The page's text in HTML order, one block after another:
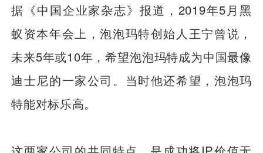
据《中国企业家杂志》报道，2019年5月黑
蚁资本年会上，泡泡玛特创始人王宁曾说，
未来5年或10年，希望泡泡玛特成为中国最像
迪士尼的一家公司。当时他还希望，泡泡玛
特能对标乐高。